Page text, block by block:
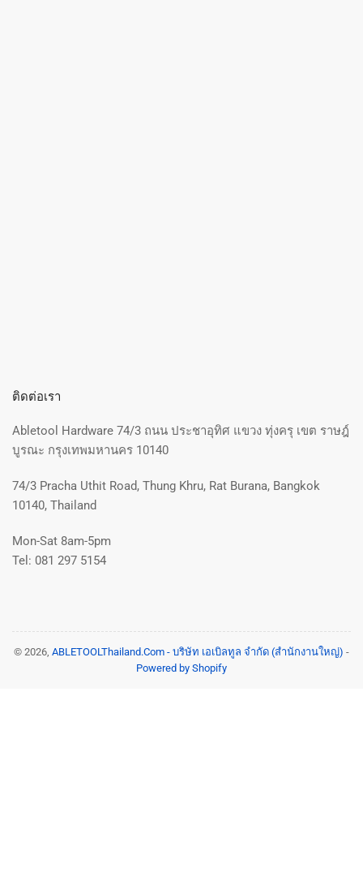
ติดต่อเรา
Abletool Hardware 74/3 ถนน ประชาอุทิศ แขวง ทุ่งครุ เขต ราษฎ์
บูรณะ กรุงเทพมหานคร 10140
74/3 Pracha Uthit Road, Thung Khru, Rat Burana, Bangkok
10140, Thailand
Mon-Sat 8am-5pm
Tel: 081 297 5154
© 2026, ABLETOOLThailand.Com - บริษัท เอเบิลทูล จำกัด (สำนักงานใหญ่) -
Powered by Shopify